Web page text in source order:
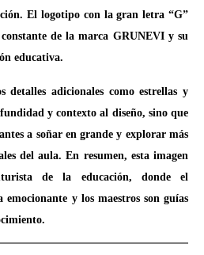
El logotipo con la gran letra “G”
de la marca GRUNEVI y su
educativa.
adicionales como estrellas y
y contexto al diseño, sino que
a soñar en grande y explorar más
del aula. En resumen, esta imagen
de la educación, donde el
y los maestros son guías